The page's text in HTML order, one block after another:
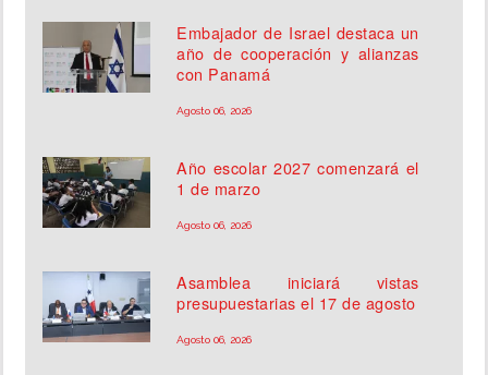
Embajador de Israel destaca un
año de cooperación y alianzas
con Panamá
Agosto 06, 2026
Año escolar 2027 comenzará el
1 de marzo
Agosto 06, 2026
Asamblea iniciará vistas
presupuestarias el 17 de agosto
Agosto 06, 2026